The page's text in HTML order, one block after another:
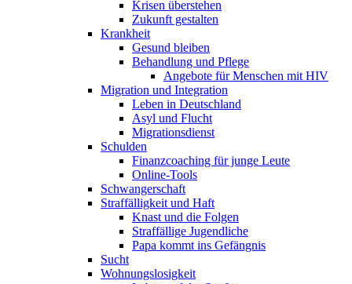
Krisen überstehen
Zukunft gestalten
Krankheit
Gesund bleiben
Behandlung und Pflege
Angebote für Menschen mit HIV
Migration und Integration
Leben in Deutschland
Asyl und Flucht
Migrationsdienst
Schulden
Finanzcoaching für junge Leute
Online-Tools
Schwangerschaft
Straffälligkeit und Haft
Knast und die Folgen
Straffällige Jugendliche
Papa kommt ins Gefängnis
Sucht
Wohnungslosigkeit